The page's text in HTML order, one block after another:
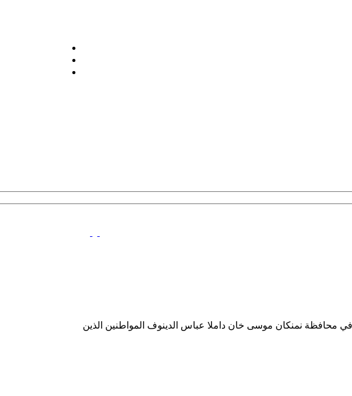
والخطباء في محافظة نمنكان موسى خان داملا عباس الدينوف المواطنين الذين